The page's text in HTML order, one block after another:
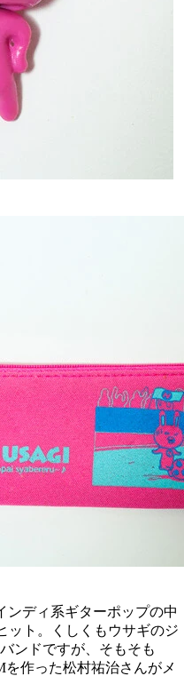
ンディ系ギターポップの中
ット。くしくもウサギのジ
ンドですが、そもそも
作った松村祐治さんがメ